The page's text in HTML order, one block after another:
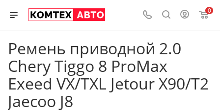
0
Ремень приводной 2.0
Chery Tiggo 8 ProМах
Exeed VX/TXL Jetour X90/T2
Jaecoo J8